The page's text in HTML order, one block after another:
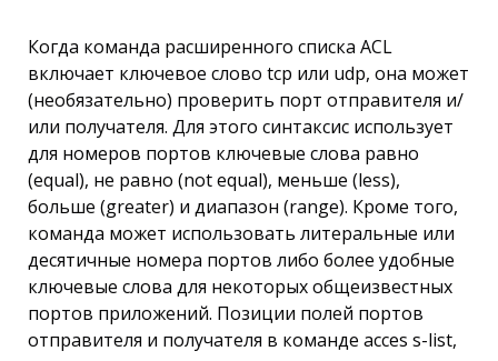
Когда команда расширенного списка ACL
включает ключевое слово tcp или udp, она может
(необязательно) проверить порт отправителя и/
или получателя. Для этого синтаксис использует
для номеров портов ключевые слова равно
(equal), не равно (not equal), меньше (less),
больше (greater) и диапазон (range). Кроме того,
команда может использовать литеральные или
десятичные номера портов либо более удобные
ключевые слова для некоторых общеизвестных
портов приложений. Позиции полей портов
отправителя и получателя в команде acces s-list,